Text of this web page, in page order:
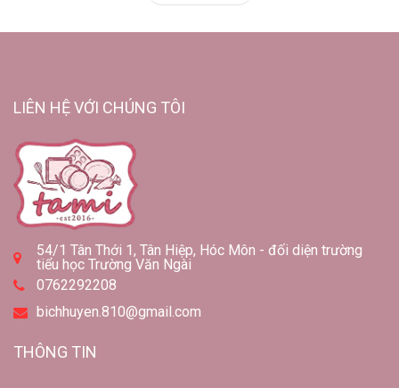
LIÊN HỆ VỚI CHÚNG TÔI
54/1 Tân Thới 1, Tân Hiệp, Hóc Môn - đối diện trường
tiểu học Trường Văn Ngài
0762292208
bichhuyen.810@gmail.com
THÔNG TIN